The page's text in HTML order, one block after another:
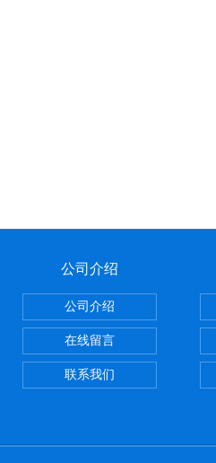
公司介绍
公司介绍
在线留言
联系我们